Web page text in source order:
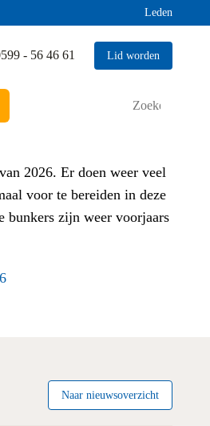
Leden
- 56 46 61 Lid worden
2026. Er doen weer veel
voor te bereiden in deze
bunkers zijn weer voorjaars
Naar nieuwsoverzicht